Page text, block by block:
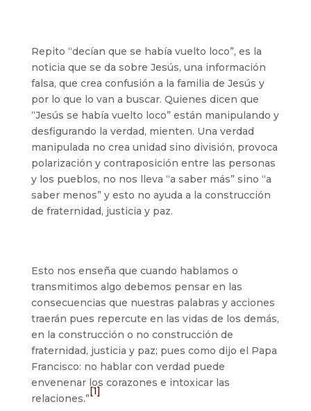
Repito “decían que se había vuelto loco”, es la
noticia que se da sobre Jesús, una información
falsa, que crea confusión a la familia de Jesús y
por lo que lo van a buscar. Quienes dicen que
“Jesús se había vuelto loco” están manipulando y
desfigurando la verdad, mienten. Una verdad
manipulada no crea unidad sino división, provoca
polarización y contraposición entre las personas
y los pueblos, no nos lleva “a saber más” sino “a
saber menos” y esto no ayuda a la construcción
de fraternidad, justicia y paz.
Esto nos enseña que cuando hablamos o
transmitimos algo debemos pensar en las
consecuencias que nuestras palabras y acciones
traerán pues repercute en las vidas de los demás,
en la construcción o no construcción de
fraternidad, justicia y paz; pues como dijo el Papa
Francisco: no hablar con verdad puede
envenenar los corazones e intoxicar las
relaciones.”
[1]